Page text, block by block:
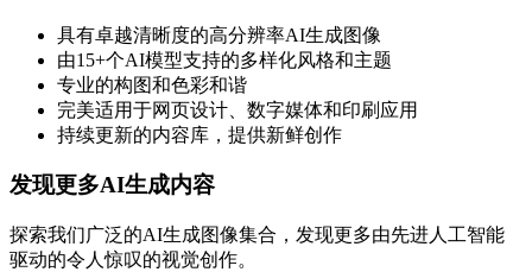
具有卓越清晰度的高分辨率AI生成图像
由15+个AI模型支持的多样化风格和主题
专业的构图和色彩和谐
完美适用于网页设计、数字媒体和印刷应用
持续更新的内容库，提供新鲜创作
发现更多AI生成内容
探索我们广泛的AI生成图像集合，发现更多由先进人工智能
驱动的令人惊叹的视觉创作。